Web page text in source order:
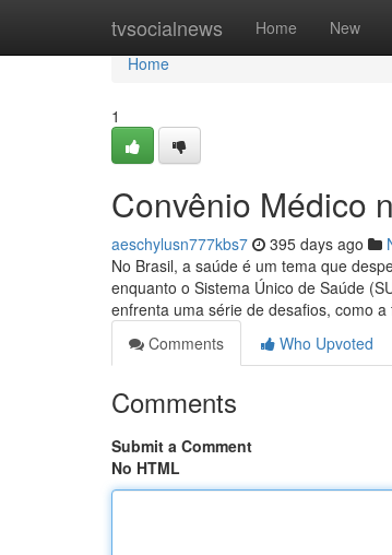
tvsocialnews Home New
Home
Home
1
Convênio Médico
aeschylusn777kbs7 395 days ago
No Brasil, a saúde é um tema que
enquanto o Sistema Único de Saúde
enfrenta uma série de desafios, como a
Comments
Who Upvoted
Comments
Submit a Comment
No HTML